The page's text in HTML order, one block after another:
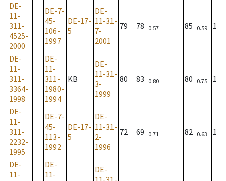
DE-
11-
311-
4525-
2000
DE-7-
45-
106-
1997
DE-17-
5
DE-
11-31-
7-
2001
79 78 0.57 85 0.59 1
DE-
11-
311-
3364-
1998
DE-
11-
311-
1980-
1994
KB
DE-
11-31-
3-
1999
80 83 0.80 80 0.75 1
DE-
11-
311-
2232-
1995
DE-7-
45-
113-
1992
DE-17-
5
DE-
11-31-
2-
1996
72 69 0.71 82 0.63 1
DE-
11-
DE-
11-
DE-